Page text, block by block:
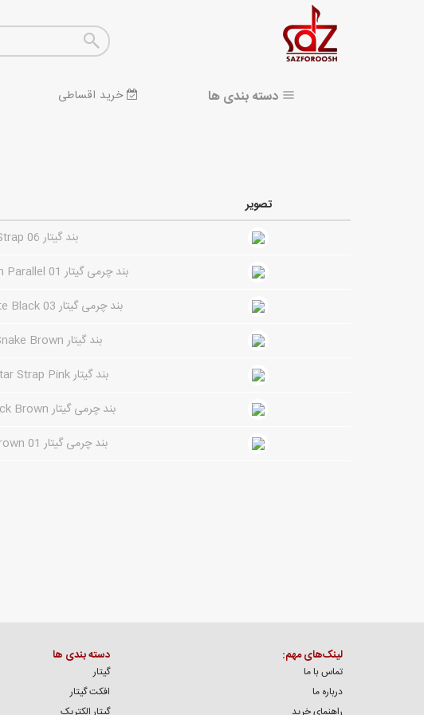
دسته بندی ها خرید اقساطی
تصویر
بند گیتار Shining Sound Guitar Strap 06
بند چرمی گیتار Shining Sound LTH Black Brown Parallel 01
بند چرمی گیتار Shining Sound LTH Snake White Black 03
بند گیتار Shining Sound NRW LTH Snake Brown
بند گیتار Shining Sound Tarpaulin Guitar Strap Pink
بند چرمی گیتار Shining Sound WIDE LTH Black Brown
بند چرمی گیتار 01 Shining Sound LTH Black Brown
لینک‌های مهم:
تماس با ما
درباره ما
راهنمای خرید
دسته بندی ها
گیتار
افکت گیتار
گیتار الکتریک